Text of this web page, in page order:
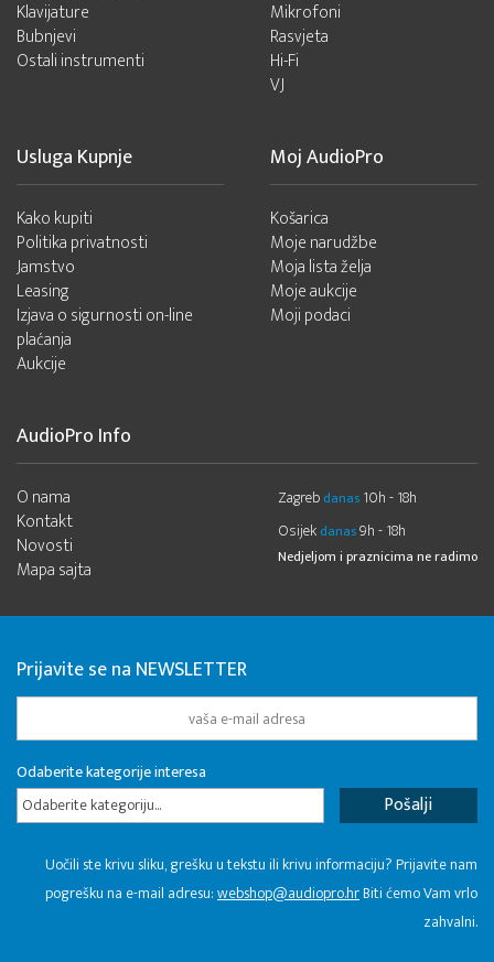
Klavijature
Bubnjevi
Ostali instrumenti
Mikrofoni
Rasvjeta
Hi-Fi
VJ
Usluga Kupnje
Kako kupiti
Politika privatnosti
Jamstvo
Leasing
Izjava o sigurnosti on-line
plaćanja
Aukcije
Moj AudioPro
Košarica
Moje narudžbe
Moja lista želja
Moje aukcije
Moji podaci
AudioPro Info
O nama
Kontakt
Novosti
Mapa sajta
Zagreb danas 10h - 18h
Osijek danas9h - 18h
Nedjeljom i praznicima ne radimo
Prijavite se na NEWSLETTER
Odaberite kategorije interesa
Odaberite kategoriju...
Uočili ste krivu sliku, grešku u tekstu ili krivu informaciju? Prijavite nam
pogrešku na e-mail adresu:webshop@audiopro.hrBiti ćemo Vam vrlo
zahvalni.